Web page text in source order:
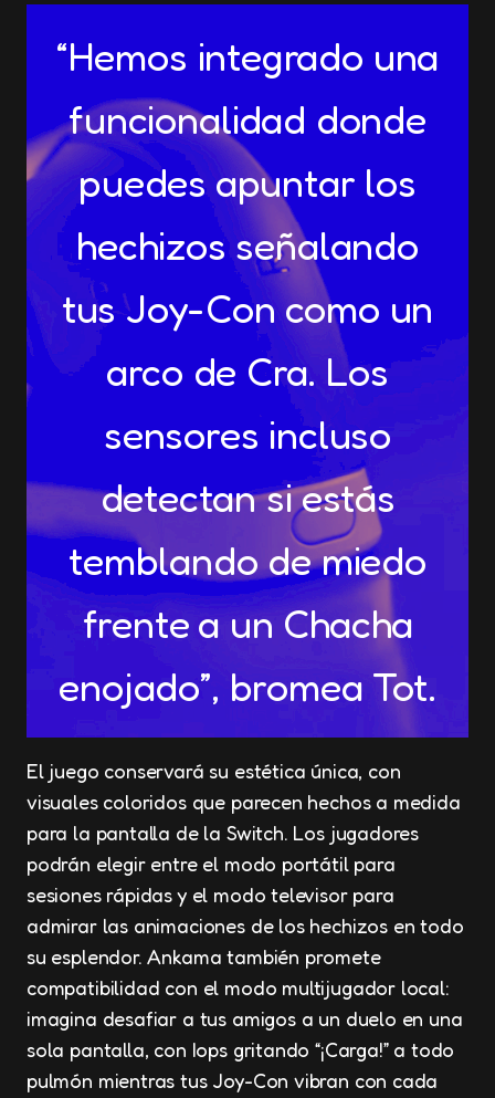
“Hemos integrado una
funcionalidad donde
puedes apuntar los
hechizos señalando
tus Joy-Con como un
arco de Cra. Los
sensores incluso
detectan si estás
temblando de miedo
frente a un Chacha
enojado”, bromea Tot.
El juego conservará su estética única, con
visuales coloridos que parecen hechos a medida
para la pantalla de la Switch. Los jugadores
podrán elegir entre el modo portátil para
sesiones rápidas y el modo televisor para
admirar las animaciones de los hechizos en todo
su esplendor. Ankama también promete
compatibilidad con el modo multijugador local:
imagina desafiar a tus amigos a un duelo en una
sola pantalla, con Iops gritando “¡Carga!” a todo
pulmón mientras tus Joy-Con vibran con cada